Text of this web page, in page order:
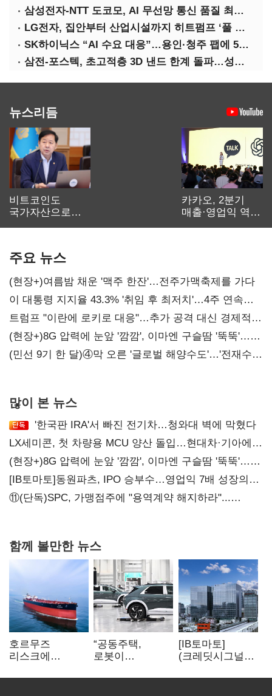
삼성전자-NTT 도코모, AI 무선망 통신 품질 최적화 기술 검증
LG전자, 집안부터 산업시설까지 히트펌프 ‘풀 라인업’ 강화
SK하이닉스 “AI 수요 대응”…용인·청주 팹에 54조 투자
삼전-포스텍, 초고적층 3D 낸드 한계 돌파…성능·전력효율 개선
뉴스리듬
비트코인도
국가자산으로…'
카카오, 2분기
매출·영업익 역대
주요 뉴스
(현장+)여름밤 채운 '맥주 한잔'…전주가맥축제를 가다
이 대통령 지지율 43.3% '취임 후 최저치'…4주 연속
'하락'
트럼프 "이란에 로키로 대응"…추가 공격 대신 경제적
압박 시사
(현장+)8G 압력에 눈앞 '깜깜', 이마엔 구슬땀 '뚝뚝'…
화려한 에어쇼 뒤 땀방울
(민선 9기 한 달)④막 오른 '글로벌 해양수도'…'전재수
많이 본 뉴스
'한국판 IRA'서 빠진 전기차…청와대 벽에 막혔다
LX세미콘, 첫 차량용 MCU 양산 돌입…현대차·기아에
공급
(현장+)8G 압력에 눈앞 '깜깜', 이마엔 구슬땀 '뚝뚝'…
화려한 에어쇼 뒤 땀방울
[IB토마토]동원파츠, IPO 승부수…영업익 7배 성장의
이면은 고객 편중
⑪(단독)SPC, 가맹점주에 "용역계약 해지하라"...
함께 볼만한 뉴스
호르무즈
리스크에
확보…해운·조선
“공동주택,
로봇이
현대차그룹의
[IB토마토]
(크레딧시그널)
반등에도